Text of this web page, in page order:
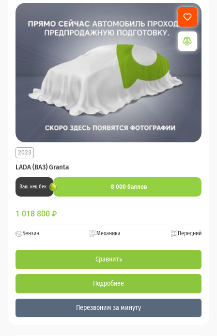
LADA (ВАЗ) Granta
2023
Ваш кешбек 8 000 баллов
1 018 800 ₽
Бензин Механика Передний
Сравнить
Подробнее
Перезвоним за минуту